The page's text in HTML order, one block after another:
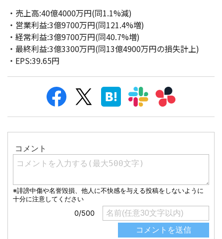
・売上高:40億4000万円(同1.1%減)
・営業利益:3億9700万円(同121.4%増)
・経常利益:3億9700万円(同40.7%増)
・最終利益:3億3300万円(同13億4900万円の損失計上)
・EPS:39.65円